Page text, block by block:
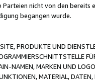
nicht von den
begangen wurde.
PRODUKTE UND
NAMEN, MARKEN UND
MATERIAL,